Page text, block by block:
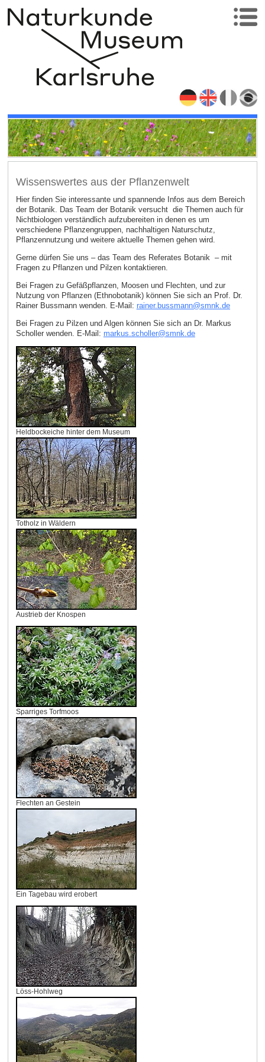
Wissenswertes aus der Pflanzenwelt
Hier finden Sie interessante und spannende Infos aus dem Bereich
der Botanik. Das Team der Botanik versucht die Themen auch für
Nichtbiologen verständlich aufzubereiten in denen es um
verschiedene Pflanzengruppen, nachhaltigen Naturschutz,
Pflanzennutzung und weitere aktuelle Themen gehen wird.
Gerne dürfen Sie uns – das Team des Referates Botanik – mit
Fragen zu Pflanzen und Pilzen kontaktieren.
Bei Fragen zu Gefäßpflanzen, Moosen und Flechten, und zur
Nutzung von Pflanzen (Ethnobotanik) können Sie sich an Prof. Dr.
Rainer Bussmann wenden. E‑Mail: rainer.bussmann@smnk.de
Bei Fragen zu Pilzen und Algen können Sie sich an Dr. Markus
Scholler wenden. E‑Mail: markus.scholler@smnk de
Heldbockeiche hinter dem Museum
Totholz in Wäldern
Austrieb der Knospen
Sparriges Torfmoos
Flechten an Gestein
Ein Tagebau wird erobert
Löss-Hohlweg